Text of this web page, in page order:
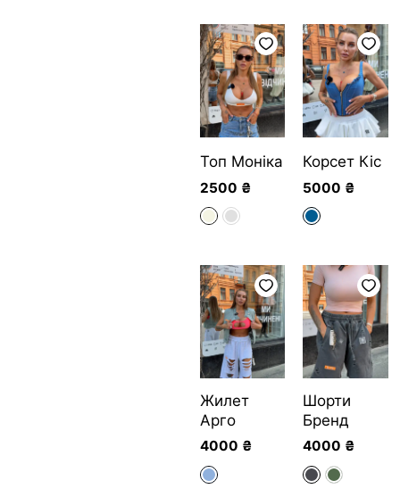
Топ Моніка
2500 ₴
Корсет Кіс
5000 ₴
Жилет
Арго
4000 ₴
Шорти
Бренд
4000 ₴